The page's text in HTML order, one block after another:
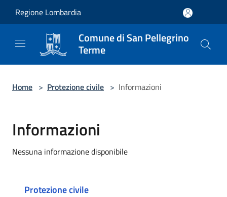
Regione Lombardia
Comune di San Pellegrino
Terme
Home > Protezione civile > Informazioni
Informazioni
Nessuna informazione disponibile
Protezione civile